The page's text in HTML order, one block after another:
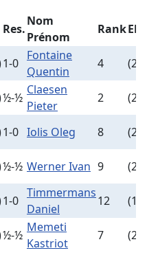
Res.
Nom
Prénom
RankElo
1-0
Fontaine
Quentin
4
½-½
Claesen
Pieter
2
1-0 Iolis Oleg 8
½-½ Werner Ivan 9
1-0
Timmermans
Daniel
12
½-½
Memeti
Kastriot
7